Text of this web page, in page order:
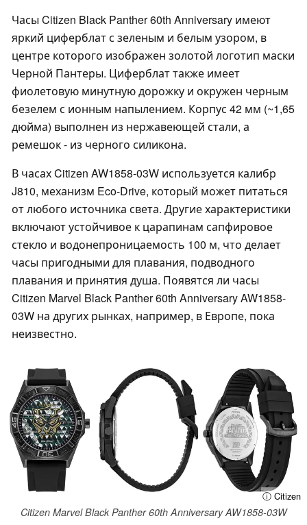
Часы Citizen Black Panther 60th Anniversary имеют
яркий циферблат с зеленым и белым узором, в
центре которого изображен золотой логотип маски
Черной Пантеры. Циферблат также имеет
фиолетовую минутную дорожку и окружен черным
безелем с ионным напылением. Корпус 42 мм (~1,65
дюйма) выполнен из нержавеющей стали, а
ремешок - из черного силикона.
В часах Citizen AW1858-03W используется калибр
J810, механизм Eco-Drive, который может питаться
от любого источника света. Другие характеристики
включают устойчивое к царапинам сапфировое
стекло и водонепроницаемость 100 м, что делает
часы пригодными для плавания, подводного
плавания и принятия душа. Появятся ли часы
Citizen Marvel Black Panther 60th Anniversary AW1858-
03W на других рынках, например, в Европе, пока
неизвестно.
ⓘ Citizen
Citizen Marvel Black Panther 60th Anniversary AW1858-03W